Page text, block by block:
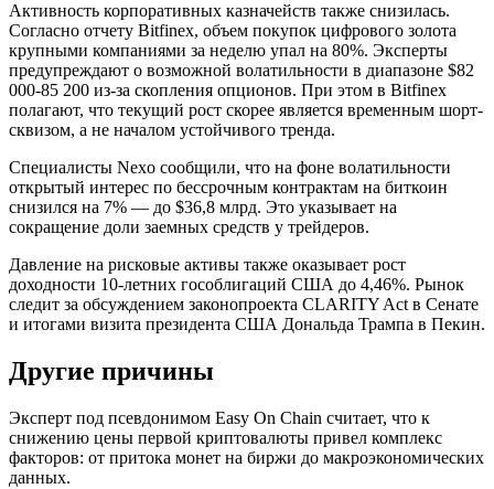
Активность корпоративных казначейств также снизилась.
Согласно отчету Bitfinex, объем покупок цифрового золота
крупными компаниями за неделю упал на 80%. Эксперты
предупреждают о возможной волатильности в диапазоне $82
000-85 200 из-за скопления опционов. При этом в Bitfinex
полагают, что текущий рост скорее является временным шорт-
сквизом, а не началом устойчивого тренда.
Специалисты Nexo сообщили, что на фоне волатильности
открытый интерес по бессрочным контрактам на биткоин
снизился на 7% — до $36,8 млрд. Это указывает на
сокращение доли заемных средств у трейдеров.
Давление на рисковые активы также оказывает рост
доходности 10-летних гособлигаций США до 4,46%. Рынок
следит за обсуждением законопроекта CLARITY Act в Сенате
и итогами визита президента США Дональда Трампа в Пекин.
Другие причины
Эксперт под псевдонимом Easy On Chain считает, что к
снижению цены первой криптовалюты привел комплекс
факторов: от притока монет на биржи до макроэкономических
данных.